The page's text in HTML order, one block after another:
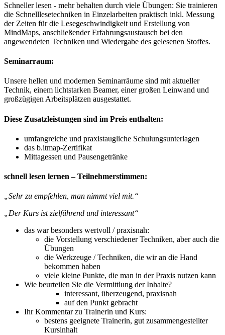
Schneller lesen - mehr behalten durch viele Übungen: Sie trainieren
die Schnelllesetechniken in Einzelarbeiten praktisch inkl. Messung
der Zeiten für die Lesegeschwindigkeit und Erstellung von
MindMaps, anschließender Erfahrungsaustausch bei den
angewendeten Techniken und Wiedergabe des gelesenen Stoffes.
Seminarraum:
Unsere hellen und modernen Seminarräume sind mit aktueller
Technik, einem lichtstarken Beamer, einer großen Leinwand und
großzügigen Arbeitsplätzen ausgestattet.
Diese Zusatzleistungen sind im Preis enthalten:
umfangreiche und praxistaugliche Schulungsunterlagen
das b.itmap-Zertifikat
Mittagessen und Pausengetränke
schnell lesen lernen – Teilnehmerstimmen:
„Sehr zu empfehlen, man nimmt viel mit.“
„Der Kurs ist zielführend und interessant“
das war besonders wertvoll / praxisnah:
die Vorstellung verschiedener Techniken, aber auch die
Übungen
die Werkzeuge / Techniken, die wir an die Hand
bekommen haben
viele kleine Punkte, die man in der Praxis nutzen kann
Wie beurteilen Sie die Vermittlung der Inhalte?
interessant, überzeugend, praxisnah
auf den Punkt gebracht
Ihr Kommentar zu Trainerin und Kurs:
bestens geeignete Trainerin, gut zusammengestellter
Kursinhalt